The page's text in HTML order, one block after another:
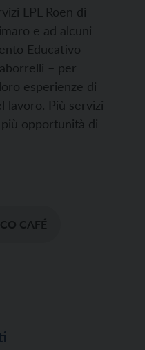
LPL Roen di
e ad alcuni
Educativo
– per
esperienze di
lavoro. Più servizi
opportunità di
CAFÉ